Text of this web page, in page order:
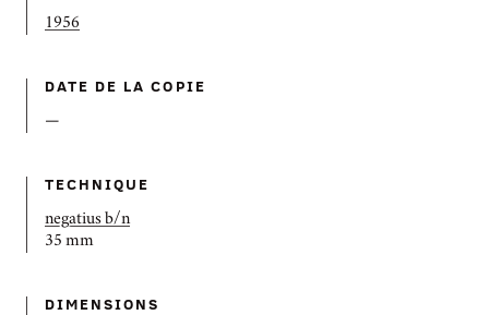
1956
DATE DE LA COPIE
—
TECHNIQUE
negatius b/n
35 mm
DIMENSIONS